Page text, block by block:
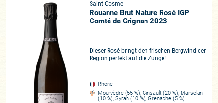
Saint Cosme
Rouanne Brut Nature Rosé IGP
Comté de Grignan 2023
Dieser Rosé bringt den frischen Bergwind der
Region perfekt auf die Zunge!
Rhône
Mourvèdre (55 %), Cinsault (20 %), Marselan
(10 %), Syrah (10 %), Grenache (5 %)